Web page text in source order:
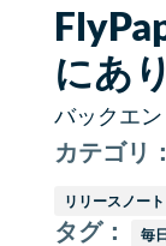
にあ
バックエ
カテゴリ：
リリースノート
タグ： 毎